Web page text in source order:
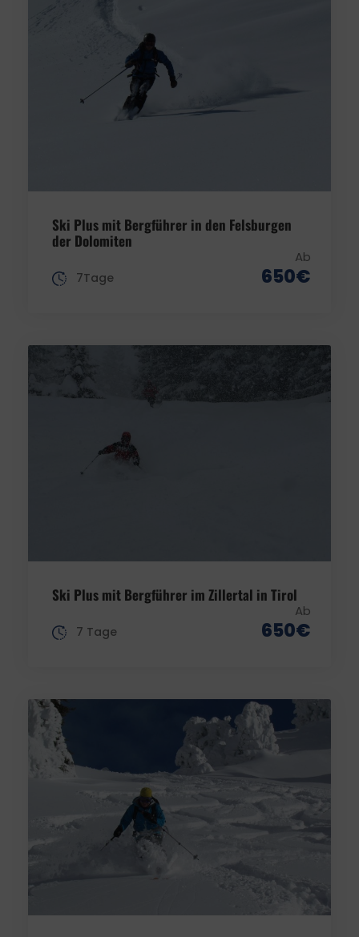
Ski Plus mit Bergführer in den Felsburgen
der Dolomiten
Ab
650€
7Tage
Ski Plus mit Bergführer im Zillertal in Tirol
Ab
650€
7 Tage